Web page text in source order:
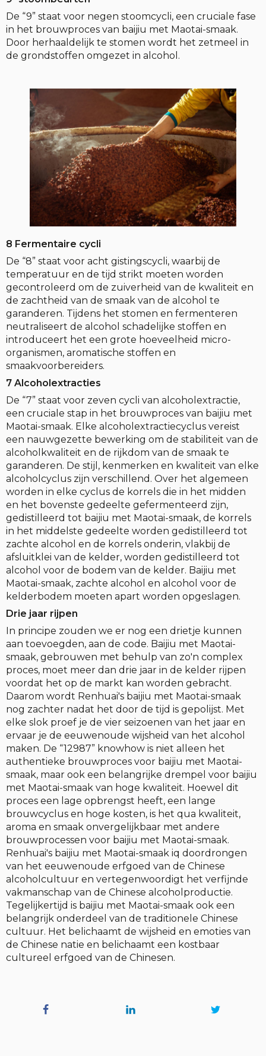
De “9” staat voor negen stoomcycli, een cruciale fase
in het brouwproces van baijiu met Maotai-smaak.
Door herhaaldelijk te stomen wordt het zetmeel in
de grondstoffen omgezet in alcohol.
8 Fermentaire cycli
De “8” staat voor acht gistingscycli, waarbij de
temperatuur en de tijd strikt moeten worden
gecontroleerd om de zuiverheid van de kwaliteit en
de zachtheid van de smaak van de alcohol te
garanderen. Tijdens het stomen en fermenteren
neutraliseert de alcohol schadelijke stoffen en
introduceert het een grote hoeveelheid micro-
organismen, aromatische stoffen en
smaakvoorbereiders.
7 Alcoholextracties
De “7” staat voor zeven cycli van alcoholextractie,
een cruciale stap in het brouwproces van baijiu met
Maotai-smaak. Elke alcoholextractiecyclus vereist
een nauwgezette bewerking om de stabiliteit van de
alcoholkwaliteit en de rijkdom van de smaak te
garanderen. De stijl, kenmerken en kwaliteit van elke
alcoholcyclus zijn verschillend. Over het algemeen
worden in elke cyclus de korrels die in het midden
en het bovenste gedeelte gefermenteerd zijn,
gedistilleerd tot baijiu met Maotai-smaak, de korrels
in het middelste gedeelte worden gedistilleerd tot
zachte alcohol en de korrels onderin, vlakbij de
afsluitklei van de kelder, worden gedistilleerd tot
alcohol voor de bodem van de kelder. Baijiu met
Maotai-smaak, zachte alcohol en alcohol voor de
kelderbodem moeten apart worden opgeslagen.
Drie jaar rijpen
In principe zouden we er nog een drietje kunnen
aan toevoegden, aan de code. Baijiu met Maotai-
smaak, gebrouwen met behulp van zo'n complex
proces, moet meer dan drie jaar in de kelder rijpen
voordat het op de markt kan worden gebracht.
Daarom wordt Renhuai's baijiu met Maotai-smaak
nog zachter nadat het door de tijd is gepolijst. Met
elke slok proef je de vier seizoenen van het jaar en
ervaar je de eeuwenoude wijsheid van het alcohol
maken. De “12987” knowhow is niet alleen het
authentieke brouwproces voor baijiu met Maotai-
smaak, maar ook een belangrijke drempel voor baijiu
met Maotai-smaak van hoge kwaliteit. Hoewel dit
proces een lage opbrengst heeft, een lange
brouwcyclus en hoge kosten, is het qua kwaliteit,
aroma en smaak onvergelijkbaar met andere
brouwprocessen voor baijiu met Maotai-smaak.
Renhuai's baijiu met Maotai-smaak iq doordrongen
van het eeuwenoude erfgoed van de Chinese
alcoholcultuur en vertegenwoordigt het verfijnde
vakmanschap van de Chinese alcoholproductie.
Tegelijkertijd is baijiu met Maotai-smaak ook een
belangrijk onderdeel van de traditionele Chinese
cultuur. Het belichaamt de wijsheid en emoties van
de Chinese natie en belichaamt een kostbaar
cultureel erfgoed van de Chinesen.